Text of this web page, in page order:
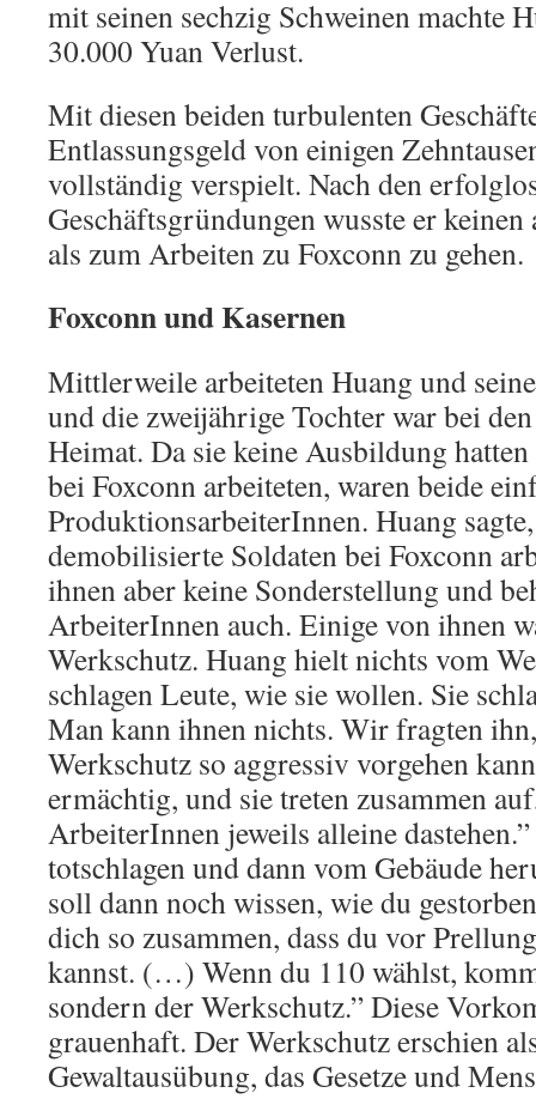
mit seinen sechzig Schweinen machte
30.000 Yuan Verlust.
Mit diesen beiden turbulenten
Entlassungsgeld von einigen
vollständig verspielt. Nach den
Geschäftsgründungen wusste er
als zum Arbeiten zu Foxconn zu gehen.
Foxconn und Kasernen
Mittlerweile arbeiteten Huang und
und die zweijährige Tochter war bei
Heimat. Da sie keine Ausbildung
bei Foxconn arbeiteten, waren beide
ProduktionsarbeiterInnen. Huang
demobilisierte Soldaten bei Foxconn
ihnen aber keine Sonderstellung und
ArbeiterInnen auch. Einige von ihnen
Werkschutz. Huang hielt nichts vom
schlagen Leute, wie sie wollen. Sie
Man kann ihnen nichts. Wir fragten
Werkschutz so aggressiv vorgehen
ermächtig, und sie treten zusammen
ArbeiterInnen jeweils alleine
totschlagen und dann vom Gebäude
soll dann noch wissen, wie du
dich so zusammen, dass du vor
kannst. (…) Wenn du 110 wählst,
sondern der Werkschutz.” Diese
grauenhaft. Der Werkschutz erschien
Gewaltausübung, das Gesetze und